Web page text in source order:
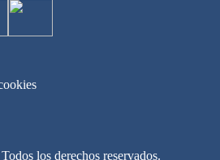
los derechos reservados.